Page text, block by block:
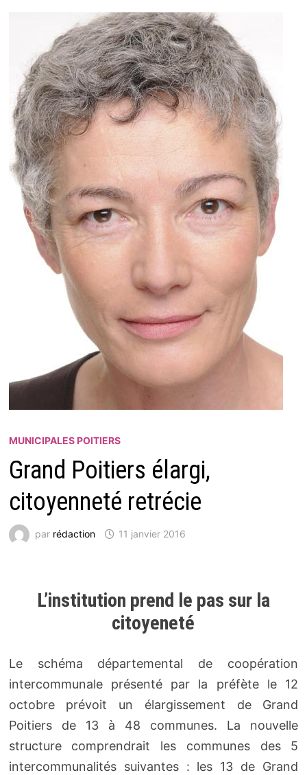
MUNICIPALES POITIERS
Grand Poitiers élargi,
citoyenneté retrécie
par rédaction 11 janvier 2016
L’institution prend le pas sur la
citoyeneté
Le schéma départemental de coopération
intercommunale présenté par la préfète le 12
octobre prévoit un élargissement de Grand
Poitiers de 13 à 48 communes. La nouvelle
structure comprendrait les communes des 5
intercommunalités suivantes : les 13 de Grand